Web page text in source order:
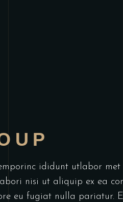
ididunt utlabor
nisi ut aliquip ex ea
eu fugiat nulla pariatur.